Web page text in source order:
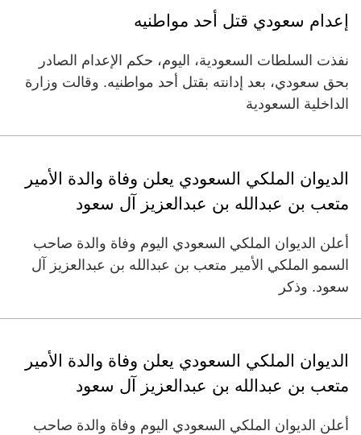
إعدام سعودي قتل أحد مواطنيه
نفذت السلطات السعودية، اليوم، حكم الإعدام الصادر
بحق سعودي، بعد إدانته بقتل أحد مواطنيه. وقالت وزارة
الداخلية السعودية
الديوان الملكي السعودي يعلن وفاة والدة الأمير
متعب بن عبدالله بن عبدالعزيز آل سعود
أعلن الديوان الملكي السعودي اليوم وفاة والدة صاحب
السمو الملكي الأمير متعب بن عبدالله بن عبدالعزيز آل
سعود. وذكر
الديوان الملكي السعودي يعلن وفاة والدة الأمير
متعب بن عبدالله بن عبدالعزيز آل سعود
أعلن الديوان الملكي السعودي اليوم وفاة والدة صاحب